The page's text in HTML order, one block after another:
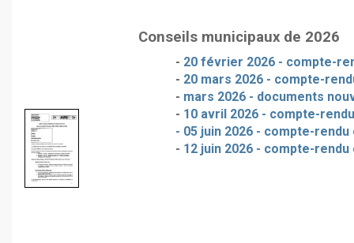
Conseils municipaux de 2026
- 20 février 2026 - compte-
- 20 mars 2026 - compte-
- mars 2026 - documents
- 10 avril 2026 - compte-
- 05 juin 2026 - compte-
- 12 juin 2026 - compte-